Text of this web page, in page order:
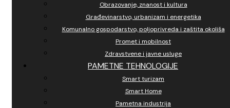
Obrazovanje, znanost i kultura
Građevinarstvo, urbanizam i energetika
Komunalno gospodarstvo, poljoprivreda i zaštita okoliša
Promet i mobilnost
Zdravstvene i javne usluge
PAMETNE TEHNOLOGIJE
Smart turizam
Smart Home
Pametna industrija